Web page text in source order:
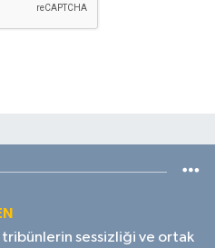
tribünlerin sessizliği ve ortak